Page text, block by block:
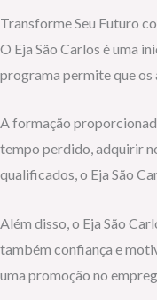
Transforme Seu Futuro
O Eja São Carlos é uma
programa permite que os
A formação
tempo perdido, adquirir
qualificados, o Eja São
Além disso, o Eja São
também confiança e
uma promoção no